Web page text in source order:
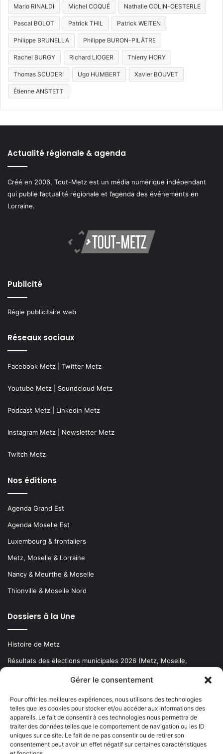
Gérer le consentement
Pour offrir les meilleures expériences, nous utilisons des technologies
telles que les cookies pour stocker et/ou accéder aux informations des
appareils. Le fait de consentir à ces technologies nous permettra de
traiter des données telles que le comportement de navigation ou les ID
uniques sur ce site. Le fait de ne pas consentir ou de retirer son
consentement peut avoir un effet négatif sur certaines caractéristiques
Mario RINALDI Michel COQUÉ Nathalie COLIN-OESTERLE
Pascal BOLOT Patrick THIL Patrick WEITEN
Philippe BRUNELLA Philippe BURON-PILÂTRE
Rachel BURGY Richard LIOGER Thierry HORY
Thomas SCUDERI Ugo HUMBERT Xavier BOUVET
Étienne ANSTETT
Actualité régionale & agenda
Créé en 2006, Tout-Metz est un média numérique indépendant
qui publie l’actualité régionale et l’agenda des événements en
Lorraine.
Publicité
Régie publicitaire web
Réseaux sociaux
Facebook Metz Twitter Metz
Youtube Metz Soundcloud Metz
Podcast Metz Linkedin Metz
Instagram Metz Newsletter Metz
Twitch Metz
Nos éditions
Agenda Grand Est
Agenda Moselle Est
Luxembourg & frontaliers
Metz, Moselle & Lorraine
Nancy & Meurthe & Moselle
Thionville & Moselle Nord
Dossiers à la Une
Histoire de Metz
Résultats des élections municipales 2026 (Metz, Moselle,
Newsletter gratuite